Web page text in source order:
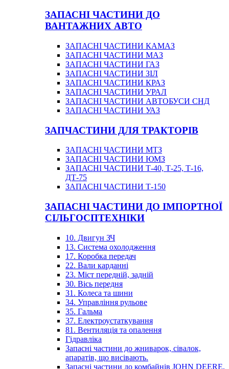
ЗАПАСНІ ЧАСТИНИ ДО
ВАНТАЖНИХ АВТО
ЗАПАСНІ ЧАСТИНИ КАМАЗ
ЗАПАСНІ ЧАСТИНИ МАЗ
ЗАПАСНІ ЧАСТИНИ ГАЗ
ЗАПАСНІ ЧАСТИНИ ЗІЛ
ЗАПАСНІ ЧАСТИНИ КРАЗ
ЗАПАСНІ ЧАСТИНИ УРАЛ
ЗАПАСНІ ЧАСТИНИ АВТОБУСИ СНД
ЗАПАСНІ ЧАСТИНИ УАЗ
ЗАПЧАСТИНИ ДЛЯ ТРАКТОРІВ
ЗАПАСНІ ЧАСТИНИ МТЗ
ЗАПАСНІ ЧАСТИНИ ЮМЗ
ЗАПАСНІ ЧАСТИНИ Т-40, Т-25, Т-16,
ДТ-75
ЗАПАСНІ ЧАСТИНИ Т-150
ЗАПАСНІ ЧАСТИНИ ДО ІМПОРТНОЇ
СІЛЬГОСПТЕХНІКИ
10. Двигун ЗЧ
13. Система охолодження
17. Коробка передач
22. Вали карданні
23. Міст передній, задній
30. Вісь передня
31. Колеса та шини
34. Управління рульове
35. Гальма
37. Електроустаткування
81. Вентиляція та опалення
Гідравліка
Запасні частини до жниварок, сівалок,
апаратів, що висівають.
Запасні частини до комбайнів JOHN DEERE,